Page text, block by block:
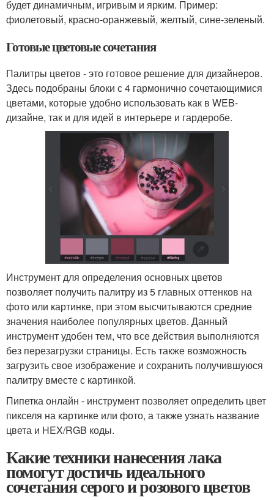
будет динамичным, игривым и ярким. Пример:
фиолетовый, красно-оранжевый, желтый, сине-зеленый.
Готовые цветовые сочетания
Палитры цветов - это готовое решение для дизайнеров.
Здесь подобраны блоки с 4 гармонично сочетающимися
цветами, которые удобно использовать как в WEB-
дизайне, так и для идей в интерьере и гардеробе.
Инструмент для определения основных цветов
позволяет получить палитру из 5 главных оттенков на
фото или картинке, при этом высчитываются средние
значения наиболее популярных цветов. Данный
инструмент удобен тем, что все действия выполняются
без перезагрузки страницы. Есть также возможность
загрузить свое изображение и сохранить получившуюся
палитру вместе с картинкой.
Пипетка онлайн - инструмент позволяет определить цвет
пикселя на картинке или фото, а также узнать название
цвета и HEX/RGB коды.
Какие техники нанесения лака
помогут достичь идеального
сочетания серого и розового цветов